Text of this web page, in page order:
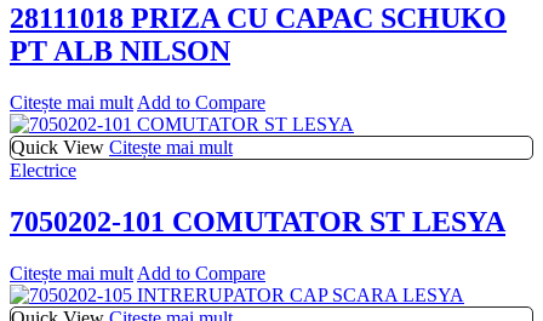
28111018 PRIZA CU CAPAC SCHUKO
PT ALB NILSON
Citește mai mult Add to Compare
Quick View Citește mai mult
Electrice
7050202-101 COMUTATOR ST LESYA
Citește mai mult Add to Compare